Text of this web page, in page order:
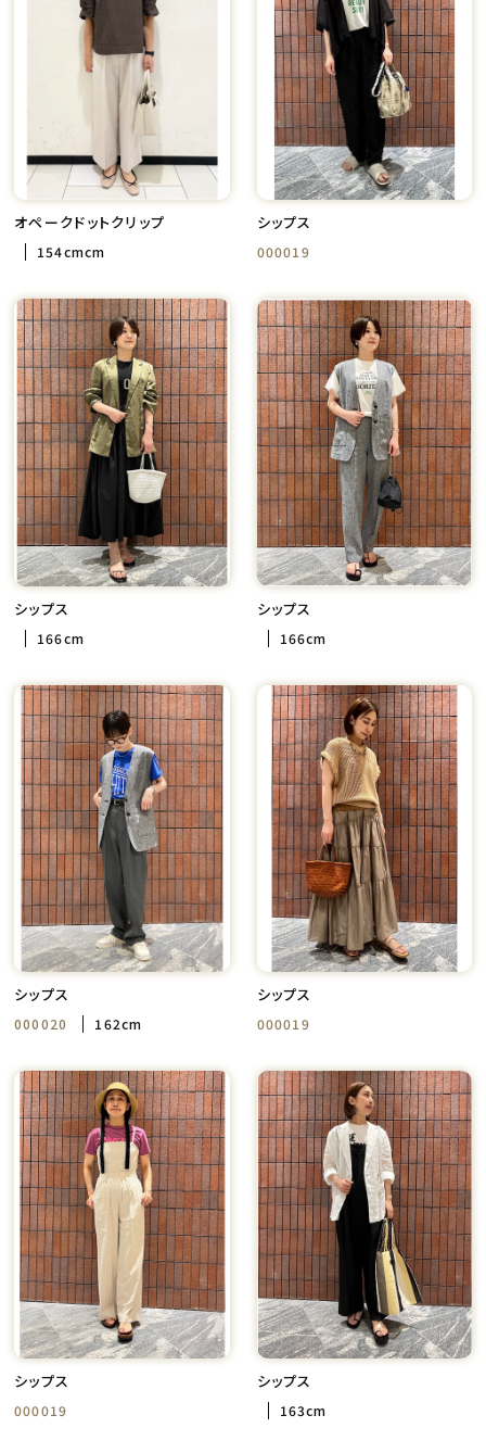
オペークドットクリップ
154cmcm
シップス
000019
シップス
166cm
シップス
166cm
シップス
000020 162cm
シップス
000019
シップス
000019
シップス
163cm